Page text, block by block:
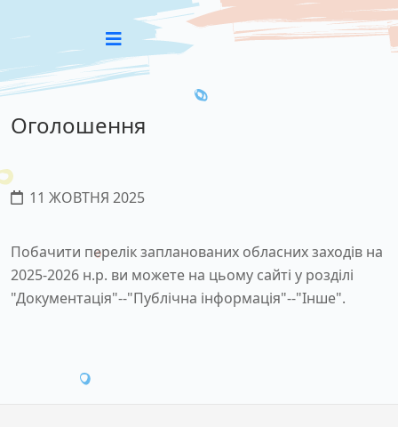
Оголошення
11 ЖОВТНЯ 2025
Побачити перелік запланованих обласних заходів на
2025-2026 н.р. ви можете на цьому сайті у розділі
"Документація"--"Публічна інформація"--"Інше".